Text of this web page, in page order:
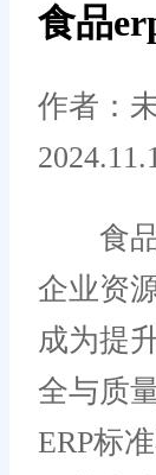
食品
作者：
食品
企业资
成为提
全与质
ERP标